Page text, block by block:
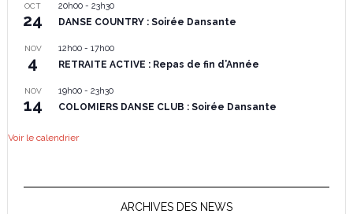
OCT
24
20h00- 23h30
DANSE COUNTRY : Soirée Dansante
NOV
4
12h00- 17h00
RETRAITE ACTIVE : Repas de fin d’Année
NOV
14
19h00- 23h30
COLOMIERS DANSE CLUB : Soirée Dansante
Voir le calendrier
ARCHIVES DES NEWS